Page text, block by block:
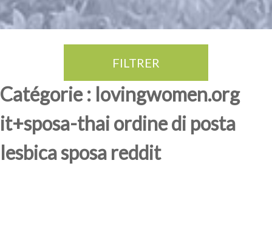
FILTRER
Catégorie : lovingwomen.org
it+sposa-thai ordine di posta
lesbica sposa reddit